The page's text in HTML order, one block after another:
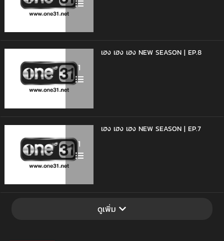
1
เฮง เฮง เฮง NEW SEASON | EP.8
1
เฮง เฮง เฮง NEW SEASON | EP.7
ดูเพิ่ม